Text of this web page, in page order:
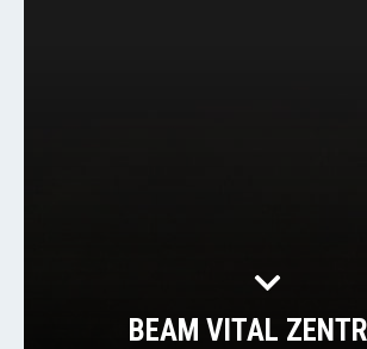
BEAM VITAL